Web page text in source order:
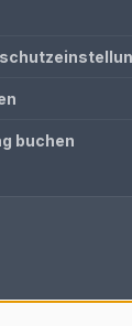
buchen